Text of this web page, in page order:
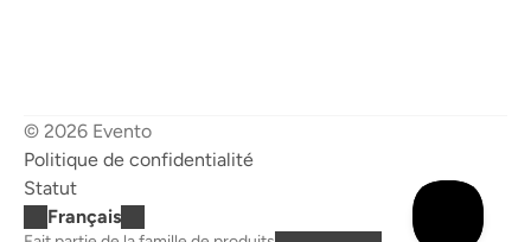
© 2026 Evento
Politique de confidentialité
Statut
Français